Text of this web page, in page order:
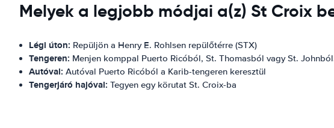
Melyek a legjobb módjai a(z) St Croix
Légi úton: Repüljön a Henry E. Rohlsen repülőtérre (STX)
Tengeren: Menjen komppal Puerto Ricóból, St. Thomasból vagy St.
Autóval: Autóval Puerto Ricóból a Karib-tengeren keresztül
Tengerjáró hajóval: Tegyen egy körutat St. Croix-ba